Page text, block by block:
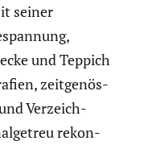
seiner
und Teppich
zeitge­nös­
Verzeich­
rekon­